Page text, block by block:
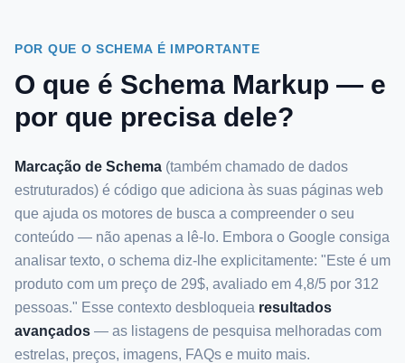
POR QUE O SCHEMA É IMPORTANTE
O que é Schema Markup — e
por que precisa dele?
Marcação de Schema (também chamado de dados
estruturados) é código que adiciona às suas páginas web
que ajuda os motores de busca a compreender o seu
conteúdo — não apenas a lê-lo. Embora o Google consiga
analisar texto, o schema diz-lhe explicitamente: "Este é um
produto com um preço de 29$, avaliado em 4,8/5 por 312
pessoas." Esse contexto desbloqueia resultados
avançados — as listagens de pesquisa melhoradas com
estrelas, preços, imagens, FAQs e muito mais.